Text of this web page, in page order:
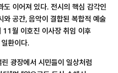
도 이어져 있다. 전시의 핵심 감각인
와 공간, 음악이 결합된 복합적 예술
11월 이호진 이사장 취임 이후
환이다.
광장에서 시민들이 일상처럼